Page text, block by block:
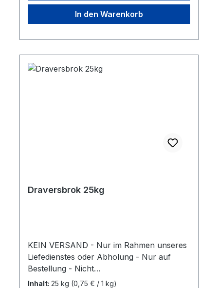
In den Warenkorb
Draversbrok 25kg
KEIN VERSAND - Nur im Rahmen unseres
Liefedienstes oder Abholung - Nur auf
Bestellung - Nicht
vorrätig!DraversBrokKomplettes Sport- und
Inhalt: 25 kg (0,75 € / 1 kg)